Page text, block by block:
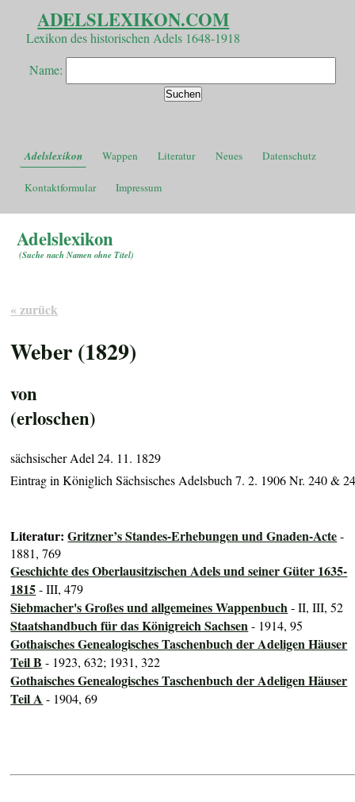
ADELSLEXIKON.COM
Lexikon des historischen Adels 1648-1918
Name:
Adelslexikon Wappen Literatur Neues Datenschutz
Kontaktformular Impressum
Adelslexikon
(Suche nach Namen ohne Titel)
« zurück
Weber (1829)
von
(erloschen)
sächsischer Adel 24. 11. 1829
Eintrag in Königlich Sächsisches Adelsbuch 7. 2. 1906 Nr. 240 &
Literatur:Gritzner’s Standes-Erhebungen und Gnaden-Acte-
1881, 769
Geschichte des Oberlausitzischen Adels und seiner Güter 1635-
1815- III, 479
Siebmacher's Großes und allgemeines Wappenbuch- II, III, 52
Staatshandbuch für das Königreich Sachsen- 1914, 95
Gothaisches Genealogisches Taschenbuch der Adeligen Häuser
Teil B - 1923, 632; 1931, 322
Gothaisches Genealogisches Taschenbuch der Adeligen Häuser
Teil A - 1904, 69